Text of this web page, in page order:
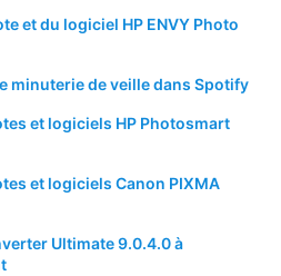
et du logiciel HP ENVY Photo
minuterie de veille dans Spotify
et logiciels HP Photosmart
et logiciels Canon PIXMA
Ultimate 9.0.4.0 à